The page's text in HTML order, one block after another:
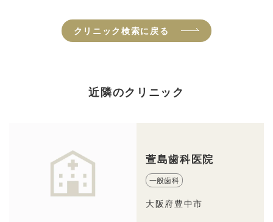
クリニック検索に戻る
近隣のクリニック
萱島歯科医院
一般歯科
大阪府豊中市